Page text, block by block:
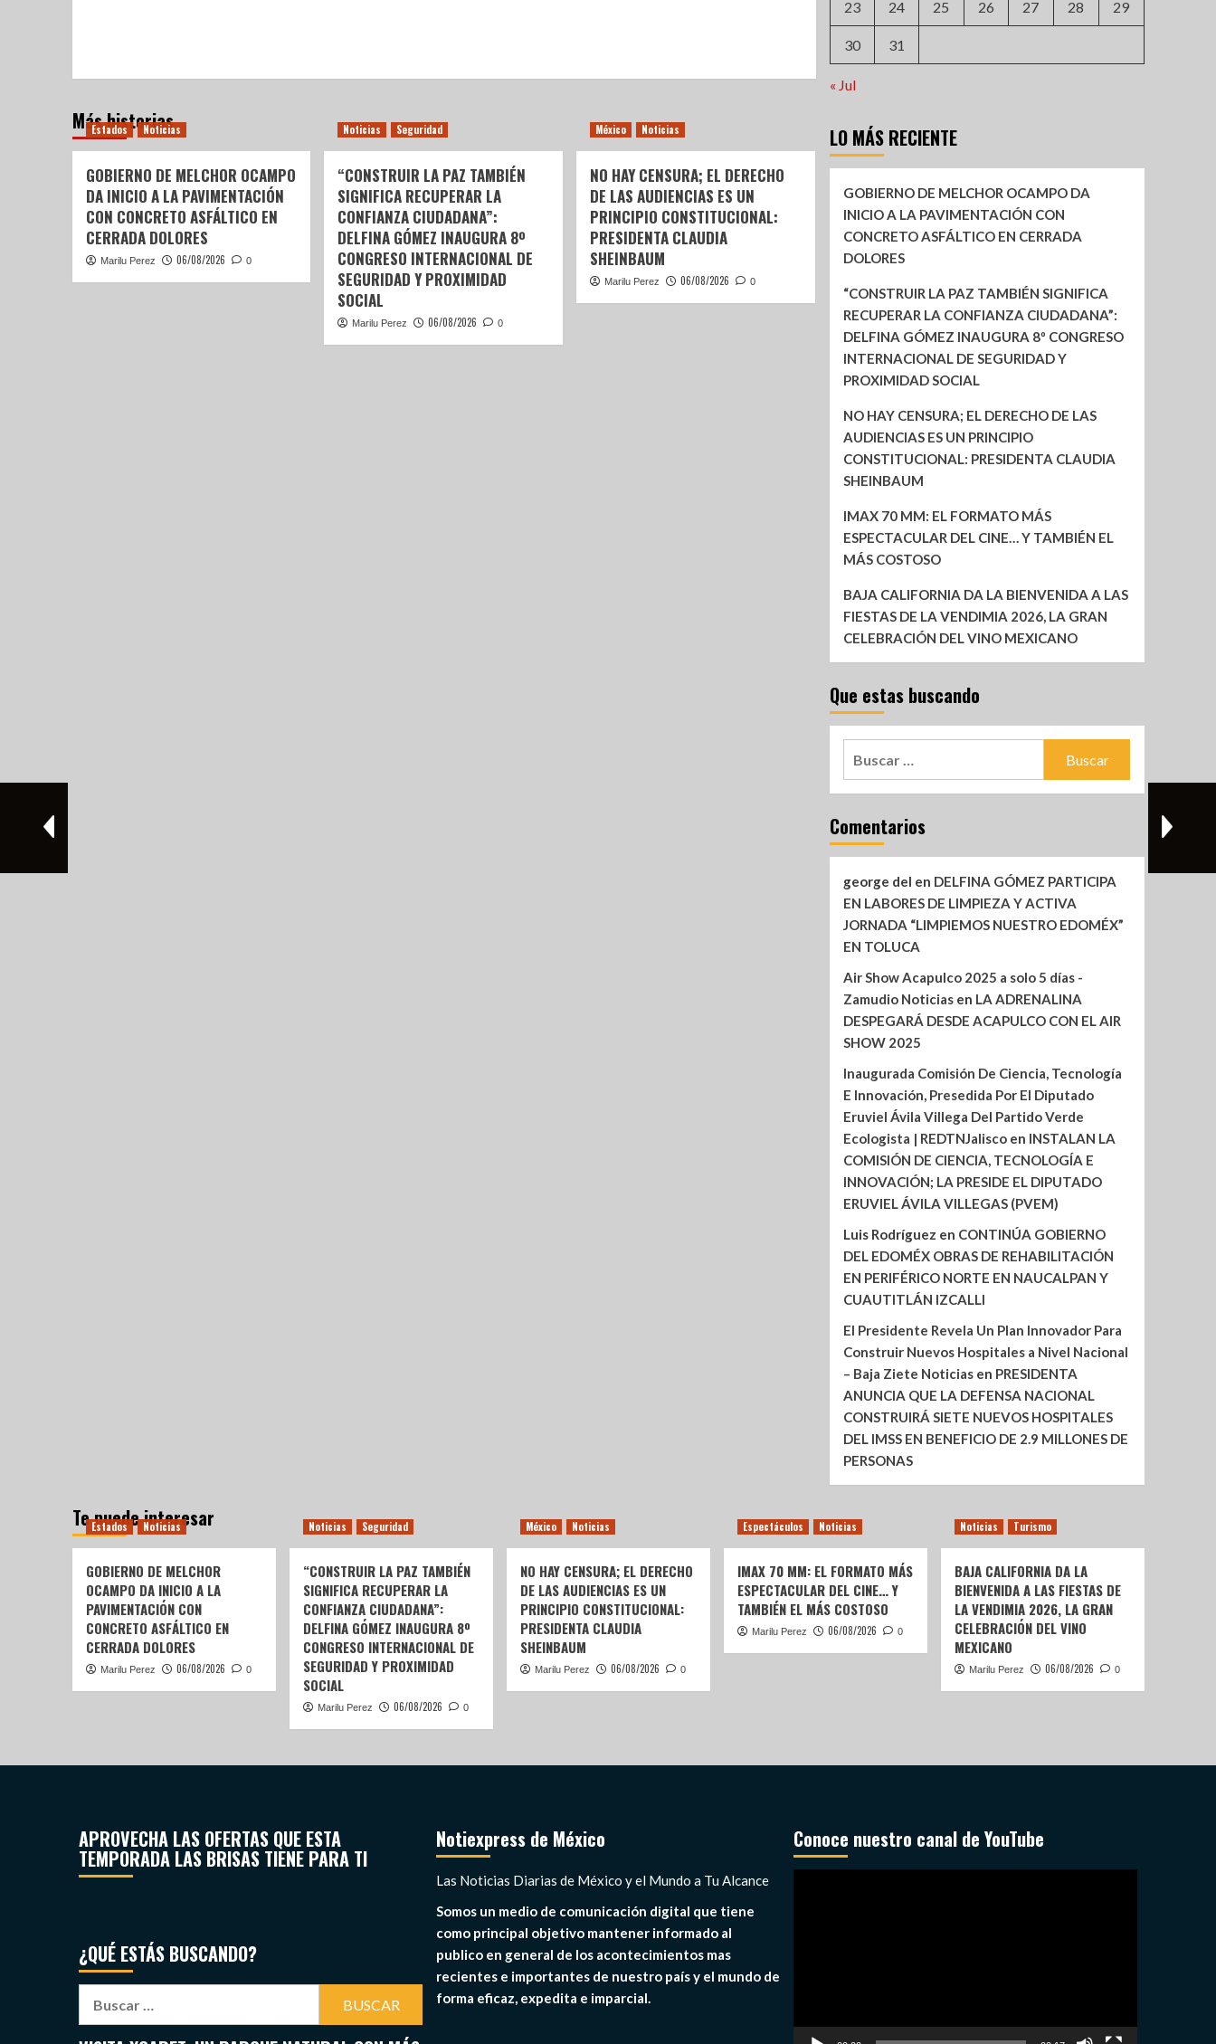
Más historias
Estados Noticias
GOBIERNO DE MELCHOR OCAMPO
DA INICIO A LA PAVIMENTACIÓN
CON CONCRETO ASFÁLTICO EN
CERRADA DOLORES
Marilu Perez 06/08/2026 0
Noticias Seguridad
“CONSTRUIR LA PAZ TAMBIÉN
SIGNIFICA RECUPERAR LA
CONFIANZA CIUDADANA”:
DELFINA GÓMEZ INAUGURA 8º
CONGRESO INTERNACIONAL DE
SEGURIDAD Y PROXIMIDAD
SOCIAL
Marilu Perez 06/08/2026 0
México Noticias
NO HAY CENSURA; EL DERECHO
DE LAS AUDIENCIAS ES UN
PRINCIPIO CONSTITUCIONAL:
PRESIDENTA CLAUDIA
SHEINBAUM
Marilu Perez 06/08/2026 0
23 24 25 26 27 28 29
30 31
« Jul
LO MÁS RECIENTE
GOBIERNO DE MELCHOR OCAMPO DA
INICIO A LA PAVIMENTACIÓN CON
CONCRETO ASFÁLTICO EN CERRADA
DOLORES
“CONSTRUIR LA PAZ TAMBIÉN SIGNIFICA
RECUPERAR LA CONFIANZA CIUDADANA”:
DELFINA GÓMEZ INAUGURA 8º CONGRESO
INTERNACIONAL DE SEGURIDAD Y
PROXIMIDAD SOCIAL
NO HAY CENSURA; EL DERECHO DE LAS
AUDIENCIAS ES UN PRINCIPIO
CONSTITUCIONAL: PRESIDENTA CLAUDIA
SHEINBAUM
IMAX 70 MM: EL FORMATO MÁS
ESPECTACULAR DEL CINE… Y TAMBIÉN EL
MÁS COSTOSO
BAJA CALIFORNIA DA LA BIENVENIDA A LAS
FIESTAS DE LA VENDIMIA 2026, LA GRAN
CELEBRACIÓN DEL VINO MEXICANO
Que estas buscando
Comentarios
george del en DELFINA GÓMEZ PARTICIPA
EN LABORES DE LIMPIEZA Y ACTIVA
JORNADA “LIMPIEMOS NUESTRO EDOMÉX”
EN TOLUCA
Air Show Acapulco 2025 a solo 5 días -
Zamudio Noticiasen LA ADRENALINA
DESPEGARÁ DESDE ACAPULCO CON EL AIR
SHOW 2025
Inaugurada Comisión De Ciencia, Tecnología
E Innovación, Presedida Por El Diputado
Eruviel Ávila Villega Del Partido Verde
Ecologista | REDTNJaliscoen INSTALAN LA
COMISIÓN DE CIENCIA, TECNOLOGÍA E
INNOVACIÓN; LA PRESIDE EL DIPUTADO
ERUVIEL ÁVILA VILLEGAS (PVEM)
Luis Rodríguez en CONTINÚA GOBIERNO
DEL EDOMÉX OBRAS DE REHABILITACIÓN
EN PERIFÉRICO NORTE EN NAUCALPAN Y
CUAUTITLÁN IZCALLI
El Presidente Revela Un Plan Innovador Para
Construir Nuevos Hospitales a Nivel Nacional
– Baja Ziete Noticiasen PRESIDENTA
ANUNCIA QUE LA DEFENSA NACIONAL
CONSTRUIRÁ SIETE NUEVOS HOSPITALES
DEL IMSS EN BENEFICIO DE 2.9 MILLONES DE
PERSONAS
Te puede interesar
Estados Noticias
GOBIERNO DE MELCHOR
OCAMPO DA INICIO A LA
PAVIMENTACIÓN CON
CONCRETO ASFÁLTICO EN
CERRADA DOLORES
Marilu Perez 06/08/2026 0
Noticias Seguridad
“CONSTRUIR LA PAZ TAMBIÉN
SIGNIFICA RECUPERAR LA
CONFIANZA CIUDADANA”:
DELFINA GÓMEZ INAUGURA 8º
CONGRESO INTERNACIONAL DE
SEGURIDAD Y PROXIMIDAD
SOCIAL
Marilu Perez 06/08/2026 0
México Noticias
NO HAY CENSURA; EL DERECHO
DE LAS AUDIENCIAS ES UN
PRINCIPIO CONSTITUCIONAL:
PRESIDENTA CLAUDIA
SHEINBAUM
Marilu Perez 06/08/2026 0
Espectáculos Noticias
IMAX 70 MM: EL FORMATO MÁS
ESPECTACULAR DEL CINE… Y
TAMBIÉN EL MÁS COSTOSO
Marilu Perez 06/08/2026 0
Noticias Turismo
BAJA CALIFORNIA DA LA
BIENVENIDA A LAS FIESTAS DE
LA VENDIMIA 2026, LA GRAN
CELEBRACIÓN DEL VINO
MEXICANO
Marilu Perez 06/08/2026 0
APROVECHA LAS OFERTAS QUE ESTA
TEMPORADA LAS BRISAS TIENE PARA TI
¿QUÉ ESTÁS BUSCANDO?
Notiexpress de México
Las Noticias Diarias de México y el Mundo a Tu Alcance
Somos un medio de comunicación digital que tiene
como principal objetivo mantener informado al
publico en general de los acontecimientos mas
recientes e importantes de nuestro país y el mundo de
forma eficaz, expedita e imparcial.
Conoce nuestro canal de YouTube